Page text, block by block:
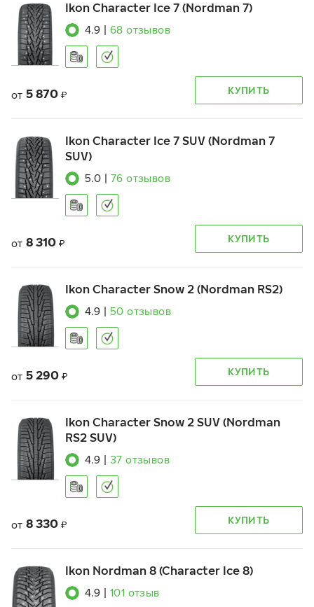
Ikon Character Ice 7 (Nordman 7)
4.9 68 отзывов
от 5 870 ₽ КУПИТЬ
Ikon Character Ice 7 SUV (Nordman 7
SUV)
5.0 76 отзывов
от 8 310 ₽ КУПИТЬ
Ikon Character Snow 2 (Nordman RS2)
4.9 50 отзывов
от 5 290 ₽ КУПИТЬ
Ikon Character Snow 2 SUV (Nordman
RS2 SUV)
4.9 37 отзывов
от 8 330 ₽ КУПИТЬ
Ikon Nordman 8 (Character Ice 8)
4.9 101 отзыв